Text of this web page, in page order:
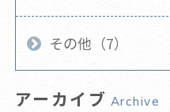
その他（7）
アーカイブ Archive